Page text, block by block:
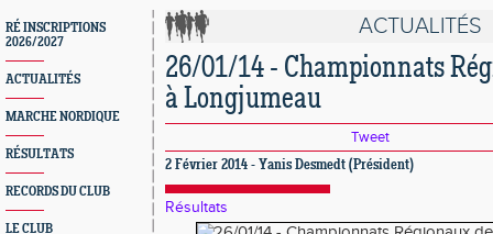
RÉ INSCRIPTIONS
2026/2027
ACTUALITÉS
MARCHE NORDIQUE
RÉSULTATS
RECORDS DU CLUB
LE CLUB
ACTUALITÉS
26/01/14 - Championnats
à Longjumeau
Tweet
2 Février 2014 - Yanis Desmedt (Président)
Résultats